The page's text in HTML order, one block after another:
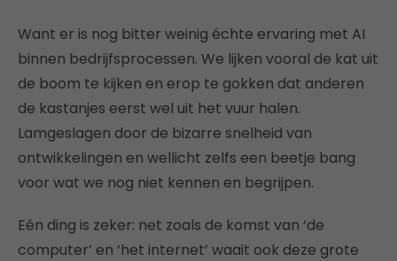
Want er is nog bitter weinig échte ervaring met AI
binnen bedrijfsprocessen. We lijken vooral de kat uit
de boom te kijken en erop te gokken dat anderen
de kastanjes eerst wel uit het vuur halen.
Lamgeslagen door de bizarre snelheid van
ontwikkelingen en wellicht zelfs een beetje bang
voor wat we nog niet kennen en begrijpen.
Eén ding is zeker: net zoals de komst van ‘de
computer’ en ‘het internet’ waait ook deze grote